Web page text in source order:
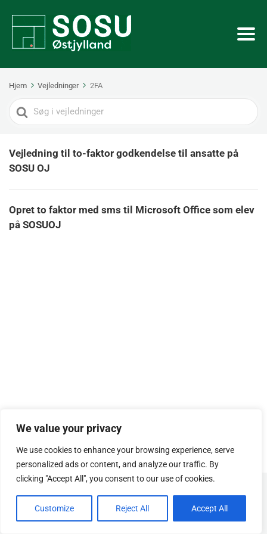
We value your privacy
We use cookies to enhance your browsing experience, serve
personalized ads or content, and analyze our traffic. By
clicking "Accept All", you consent to our use of cookies.
Customize Reject All Accept All
Hjem Vejledninger 2FA
Search
For
Vejledning til to-faktor godkendelse til ansatte på
SOSU OJ
Opret to faktor med sms til Microsoft Office som elev
på SOSUOJ
© CopyrightSOSUhjælp.